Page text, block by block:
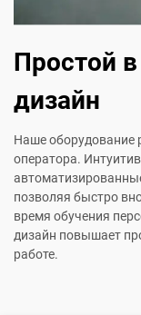
Простой
дизайн
Наше оборудование
оператора.
позволяя быстро
время обучения
дизайн повышает
работе.